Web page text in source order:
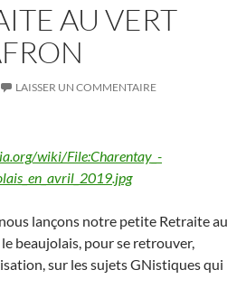
AU VERT
LAISSER UN COMMENTAIRE
wiki/File:Charentay_-
lançons notre petite Retraite au
beaujolais, pour se retrouver,
sur les sujets GNistiques qui